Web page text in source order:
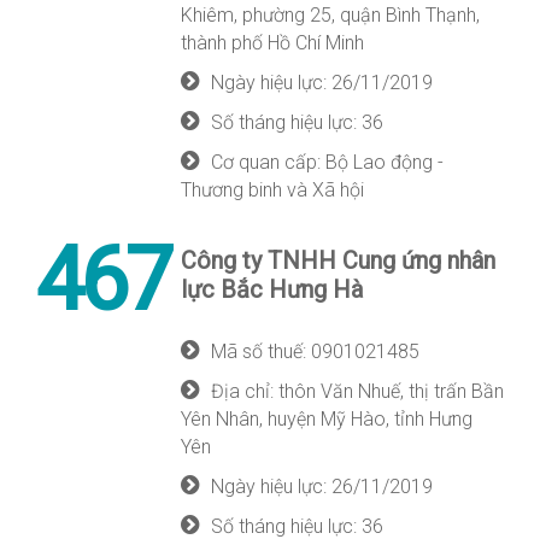
Khiêm, phường 25, quận Bình Thạnh,
thành phố Hồ Chí Minh
Ngày hiệu lực: 26/11/2019
Số tháng hiệu lực: 36
Cơ quan cấp: Bộ Lao động -
Thương binh và Xã hội
467 Công ty TNHH Cung ứng nhân
lực Bắc Hưng Hà
Mã số thuế: 0901021485
Địa chỉ: thôn Văn Nhuế, thị trấn Bần
Yên Nhân, huyện Mỹ Hào, tỉnh Hưng
Yên
Ngày hiệu lực: 26/11/2019
Số tháng hiệu lực: 36